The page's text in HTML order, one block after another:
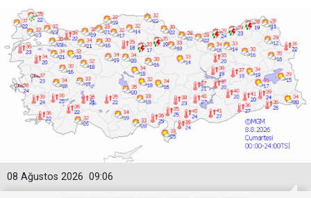
09:06
08 Ağustos 2026